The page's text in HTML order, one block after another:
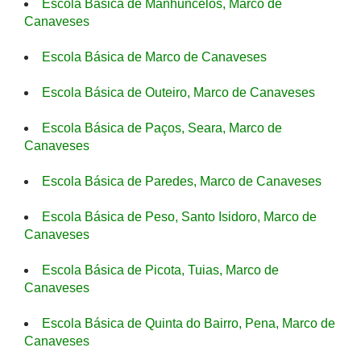
Escola Básica de Manhuncelos, Marco de
Canaveses
Escola Básica de Marco de Canaveses
Escola Básica de Outeiro, Marco de Canaveses
Escola Básica de Paços, Seara, Marco de
Canaveses
Escola Básica de Paredes, Marco de Canaveses
Escola Básica de Peso, Santo Isidoro, Marco de
Canaveses
Escola Básica de Picota, Tuias, Marco de
Canaveses
Escola Básica de Quinta do Bairro, Pena, Marco de
Canaveses